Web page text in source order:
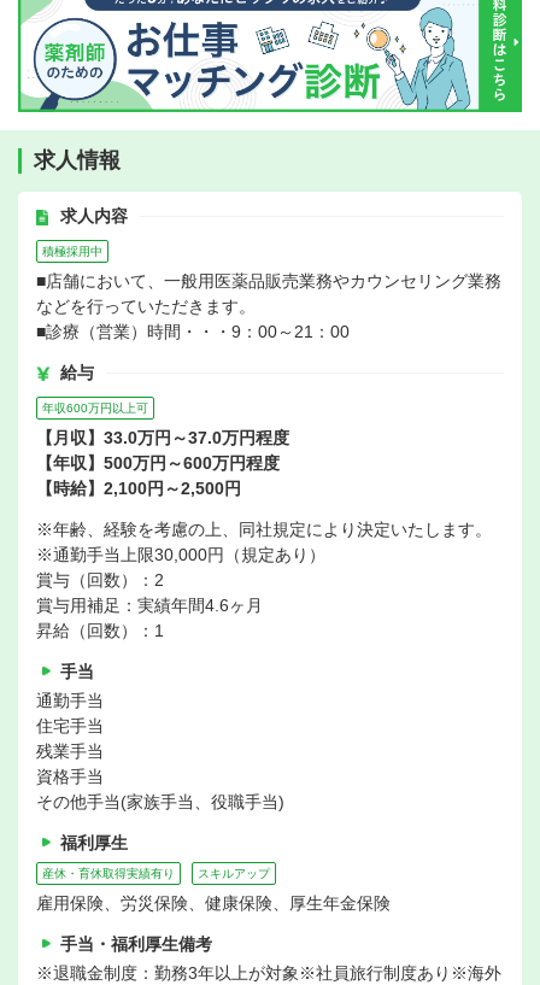
求人情報
求人内容
積極採用中
■店舗において、一般用医薬品販売業務やカウンセリング業務
などを行っていただきます。
■診療（営業）時間・・・9：00～21：00
給与
年収600万円以上可
【月収】33.0万円～37.0万円程度
【年収】500万円～600万円程度
【時給】2,100円～2,500円
※年齢、経験を考慮の上、同社規定により決定いたします。
※通勤手当上限30,000円（規定あり）
賞与（回数）：2
賞与用補足：実績年間4.6ヶ月
昇給（回数）：1
手当
通勤手当
住宅手当
残業手当
資格手当
その他手当(家族手当、役職手当)
福利厚生
産休・育休取得実績有り スキルアップ
雇用保険、労災保険、健康保険、厚生年金保険
手当・福利厚生備考
※退職金制度：勤務3年以上が対象※社員旅行制度あり※海外